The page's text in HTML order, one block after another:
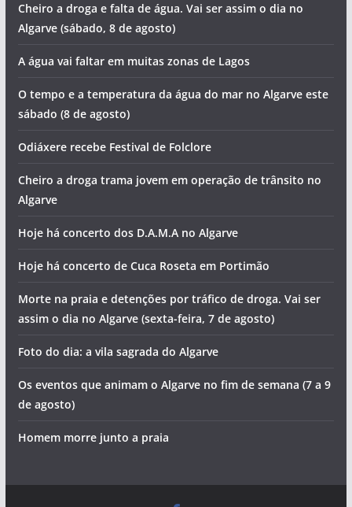
Cheiro a droga e falta de água. Vai ser assim o dia no
Algarve (sábado, 8 de agosto)
A água vai faltar em muitas zonas de Lagos
O tempo e a temperatura da água do mar no Algarve este
sábado (8 de agosto)
Odiáxere recebe Festival de Folclore
Cheiro a droga trama jovem em operação de trânsito no
Algarve
Hoje há concerto dos D.A.M.A no Algarve
Hoje há concerto de Cuca Roseta em Portimão
Morte na praia e detenções por tráfico de droga. Vai ser
assim o dia no Algarve (sexta-feira, 7 de agosto)
Foto do dia: a vila sagrada do Algarve
Os eventos que animam o Algarve no fim de semana (7 a 9
de agosto)
Homem morre junto a praia